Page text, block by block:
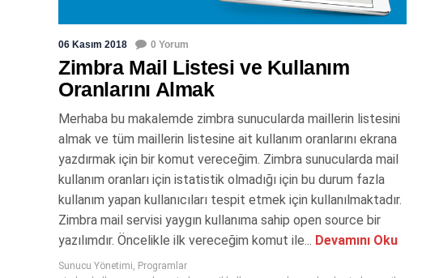
06 Kasım 2018 0 Yorum
Zimbra Mail Listesi ve Kullanım
Oranlarını Almak
Merhaba bu makalemde zimbra sunucularda maillerin listesini
almak ve tüm maillerin listesine ait kullanım oranlarını ekrana
yazdırmak için bir komut vereceğim. Zimbra sunucularda mail
kullanım oranları için istatistik olmadığı için bu durum fazla
kullanım yapan kullanıcıları tespit etmek için kullanılmaktadır.
Zimbra mail servisi yaygın kullanıma sahip open source bir
yazılımdır. Öncelikle ilk vereceğim komut ile... Devamını Oku
Sunucu Yönetimi, Programlar